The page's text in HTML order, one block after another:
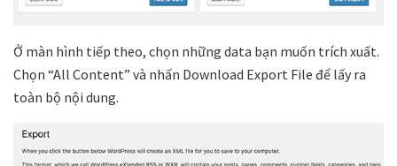
Ở màn hình tiếp theo, chọn những data bạn muốn trích xuất.
Chọn “All Content” và nhấn Download Export File để lấy ra
toàn bộ nội dung.